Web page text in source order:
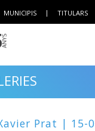
MUNICIPIS | TITULARS
Prat | 15-